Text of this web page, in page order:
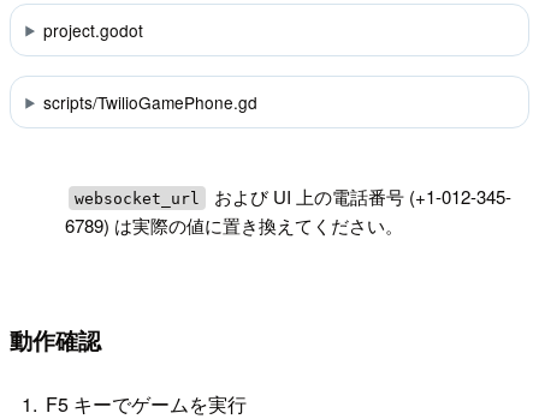
project.godot
scripts/TwilioGamePhone.gd
websocket_url
および UI 上の電話番号 (+1-012-345-
6789) は実際の値に置き換えてください。
動作確認
F5 キーでゲームを実行